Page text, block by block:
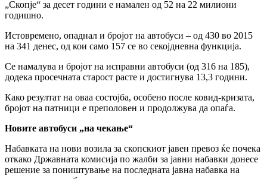
„Скопје“ за десет години е намален од 52 на 22 милиони
годишно.
Истовремено, опаднал и бројот на автобуси – од 430 во 2015
на 341 денес, од кои само 157 се во секојдневна функција.
Се намалува и бројот на исправни автобуси (од 316 на 185),
додека просечната старост расте и достигнува 13,3 години.
Како резултат на оваа состојба, особено после ковид-кризата,
бројот на патници е преполовен и продолжува да опаѓа.
Новите автобуси „на чекање“
Набавката на нови возила за скопскиот јавен превоз ќе почека
откако Државната комисија по жалби за јавни набавки донесе
решение за поништување на последната јавна набавка на